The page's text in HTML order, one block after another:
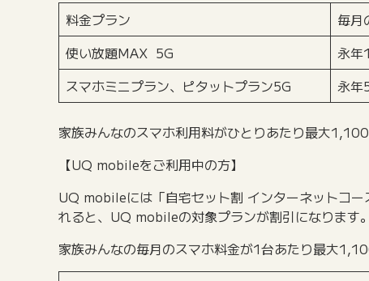
料金プラン
毎月
使い放題MAX 5G
永年
スマホミニプラン、ピタットプラン5G
永年
家族みんなのスマホ利用料がひとりあたり最大
【UQ mobileをご利用中の方】
UQ mobileには「自宅セット割 インターネットコ
れると、UQ mobileの対象プランが割引になります。
家族みんなの毎月のスマホ料金が1台あたり最大